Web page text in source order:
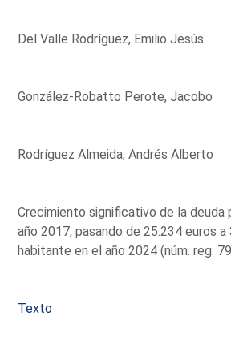
Del Valle Rodríguez, Emilio Jesús
González-Robatto Perote, Jacobo
Rodríguez Almeida, Andrés Alberto
Crecimiento significativo de la deuda
año 2017, pasando de 25.234 euros
habitante en el año 2024 (núm. reg.
Texto